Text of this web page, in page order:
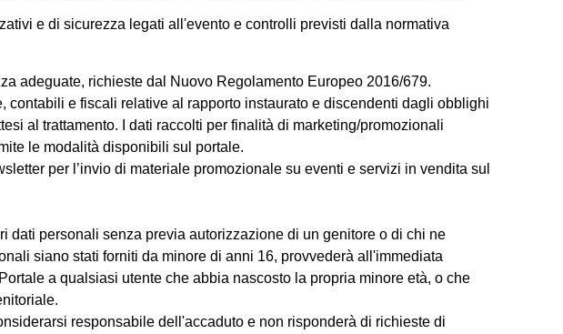
e di sicurezza legati all'evento e controlli previsti dalla normativa
adeguate, richieste dal Nuovo Regolamento Europeo 2016/679.
e fiscali relative al rapporto instaurato e discendenti dagli obblighi
al trattamento. I dati raccolti per finalità di marketing/promozionali
le modalità disponibili sul portale.
per l’invio di materiale promozionale su eventi e servizi in vendita sul
dati personali senza previa autorizzazione di un genitore o di chi ne
siano stati forniti da minore di anni 16, provvederà all'immediata
a qualsiasi utente che abbia nascosto la propria minore età, o che
responsabile dell'accaduto e non risponderà di richieste di